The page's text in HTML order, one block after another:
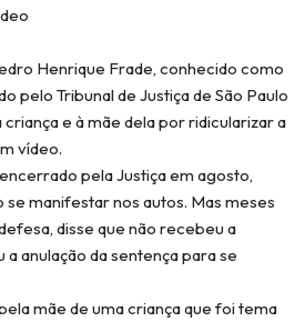
Henrique Frade, conhecido como
pelo Tribunal de Justiça de São Paulo
e à mãe dela por ridicularizar a
vídeo.
pela Justiça em agosto,
manifestar nos autos. Mas meses
disse que não recebeu a
a anulação da sentença para se
mãe de uma criança que foi tema